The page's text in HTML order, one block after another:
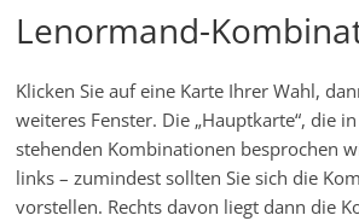
Lenormand-
Klicken Sie auf eine Karte Ihrer Wahl,
weiteres Fenster. Die „Hauptkarte“, die
stehenden Kombinationen besprochen
links – zumindest sollten Sie sich die
vorstellen. Rechts davon liegt dann die